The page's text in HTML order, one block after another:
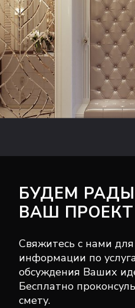
БУДЕМ
ВАШ ПРОЕКТ
Свяжитесь с нами
информации по
обсуждения Ваших
Бесплатно
смету.